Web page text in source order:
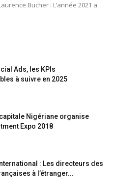
Bucher : L’année 2021 a
Ads, les KPIs
à suivre en 2025
capitale Nigériane organise
Expo 2018
: Les directeurs des
à l’étranger...